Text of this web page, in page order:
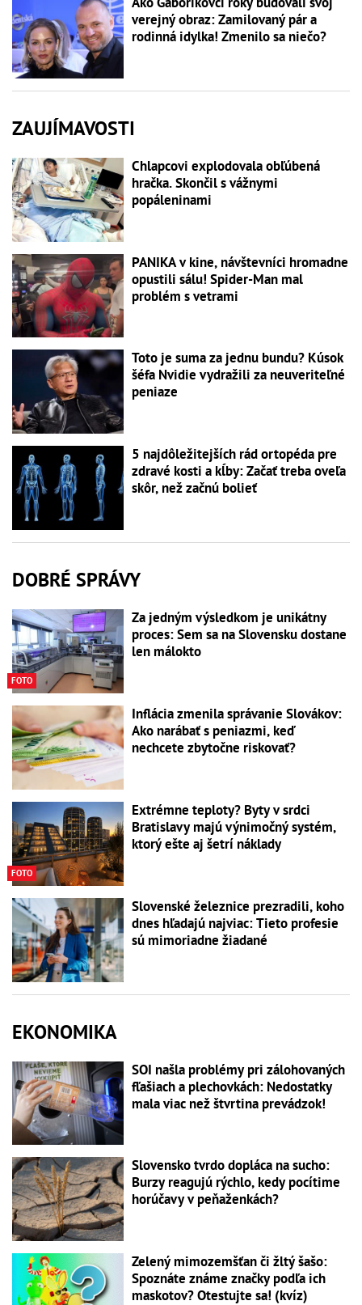
verejný obraz: Zamilovaný pár a
rodinná idylka! Zmenilo sa niečo?
ZAUJÍMAVOSTI
Chlapcovi explodovala obľúbená
hračka. Skončil s vážnymi
popáleninami
PANIKA v kine, návštevníci hromadne
opustili sálu! Spider-Man mal
problém s vetrami
Toto je suma za jednu bundu? Kúsok
šéfa Nvidie vydražili za neuveriteľné
peniaze
5 najdôležitejších rád ortopéda pre
zdravé kosti a kĺby: Začať treba oveľa
skôr, než začnú bolieť
DOBRÉ SPRÁVY
FOTO
Za jedným výsledkom je unikátny
proces: Sem sa na Slovensku dostane
len málokto
Inflácia zmenila správanie Slovákov:
Ako narábať s peniazmi, keď
nechcete zbytočne riskovať?
FOTO
Extrémne teploty? Byty v srdci
Bratislavy majú výnimočný systém,
ktorý ešte aj šetrí náklady
Slovenské železnice prezradili, koho
dnes hľadajú najviac: Tieto profesie
sú mimoriadne žiadané
EKONOMIKA
SOI našla problémy pri zálohovaných
fľašiach a plechovkách: Nedostatky
mala viac než štvrtina prevádzok!
Slovensko tvrdo dopláca na sucho:
Burzy reagujú rýchlo, kedy pocítime
horúčavy v peňaženkách?
Zelený mimozemšťan či žltý šašo:
Spoznáte známe značky podľa ich
maskotov? Otestujte sa! (kvíz)